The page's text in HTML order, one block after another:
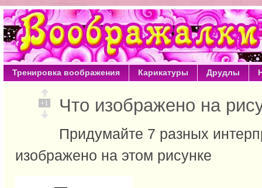
Тренировка воображения Карикатуры Друдлы
+1 Что изображено на
Придумайте 7 разных
изображено на этом рисунке